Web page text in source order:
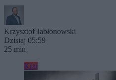
Krzysztof Jabłonowski
Dzisiaj 05:59
25 min
Kraj